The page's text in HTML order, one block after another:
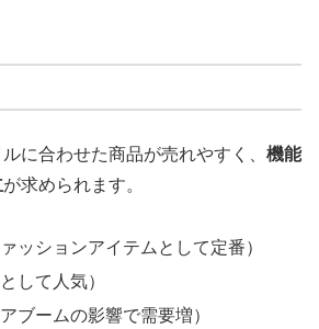
に合わせた商品が売れやすく、 機能
が求められます。
ァッションアイテムとして定番）
して人気）
ブームの影響で需要増）